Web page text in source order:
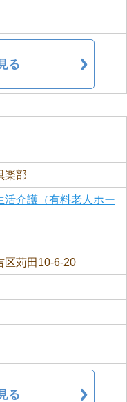
る
楽部
活介護（有料老人ホー
区苅田10-6-20
る